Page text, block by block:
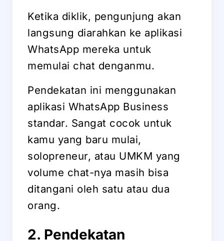
Ketika diklik, pengunjung akan
langsung diarahkan ke aplikasi
WhatsApp mereka untuk
memulai chat denganmu.
Pendekatan ini menggunakan
aplikasi WhatsApp Business
standar. Sangat cocok untuk
kamu yang baru mulai,
solopreneur, atau UMKM yang
volume chat-nya masih bisa
ditangani oleh satu atau dua
orang.
2. Pendekatan